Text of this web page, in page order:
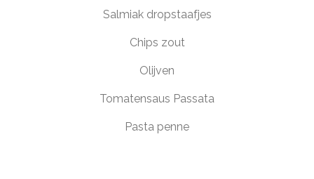
Salmiak dropstaafjes
Chips zout
Olijven
Tomatensaus Passata
Pasta penne